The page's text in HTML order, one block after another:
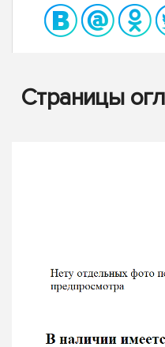
Страницы